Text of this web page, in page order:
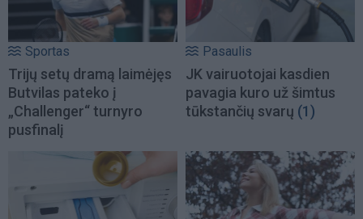
Sportas
Trijų setų dramą laimėjęs
Butvilas pateko į
„Challenger“ turnyro
pusfinalį
Pasaulis
JK vairuotojai kasdien
pavagia kuro už šimtus
tūkstančių svarų (1)